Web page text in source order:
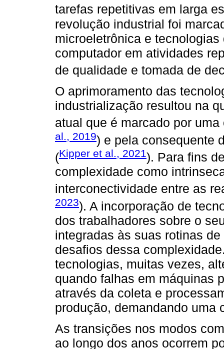
tarefas repetitivas em larga
revolução industrial foi
microeletrônica e
computador em atividades
de qualidade e tomada de
O aprimoramento das
industrialização resultou na
atual que é marcado por
al., 2019) e pela consequente
(Kipper et al., 2021). Para fins
complexidade como
interconectividade entre as
2023). A incorporação de
dos trabalhadores sobre o
integradas às suas rotinas
desafios dessa
tecnologias, muitas vezes,
quando falhas em máquinas
através da coleta e
produção, demandando uma
As transições nos modos
ao longo dos anos ocorrem